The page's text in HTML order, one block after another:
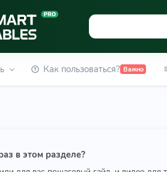
Как пользоваться? Важно
в этом разделе?